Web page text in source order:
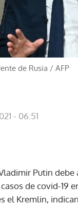
de Rusia / AFP
- 06:51
Putin debe
de covid-19
el Kremlin,